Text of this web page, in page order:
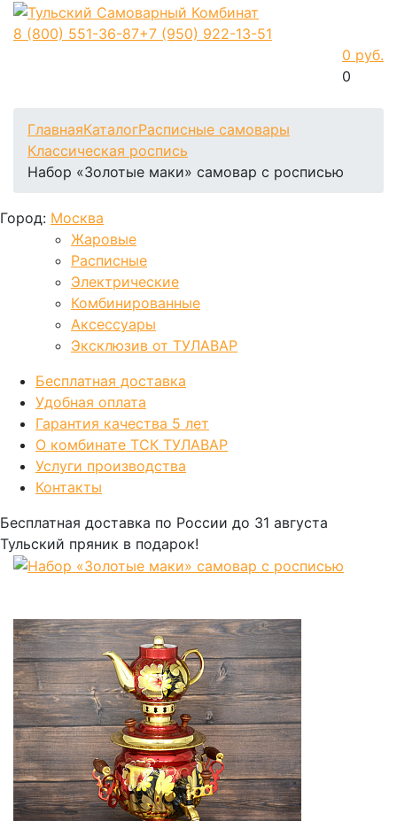
8 (800) 551-36-87+7 (950) 922-13-51
0 руб.
0
ГлавнаяКаталогРасписные самовары
Классическая роспись
Набор «Золотые маки» самовар с росписью
Город: Москва
Жаровые
Расписные
Электрические
Комбинированные
Аксессуары
Эксклюзив от ТУЛАВАР
Бесплатная доставка
Удобная оплата
Гарантия качества 5 лет
О комбинате ТСК ТУЛАВАР
Услуги производства
Контакты
Бесплатная доставка по России до 31 августа
Тульский пряник в подарок!